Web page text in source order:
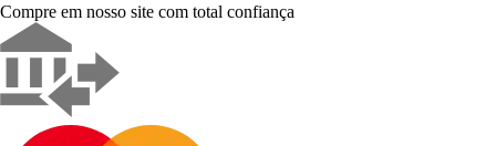
Compre em nosso site com total confiança